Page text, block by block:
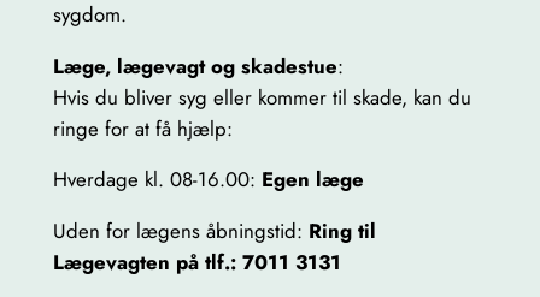
sygdom.
Læge, lægevagt og skadestue:
Hvis du bliver syg eller kommer til skade, kan du
ringe for at få hjælp:
Hverdage kl. 08-16.00: Egen læge
Uden for lægens åbningstid: Ring til
Lægevagten på tlf.: 7011 3131